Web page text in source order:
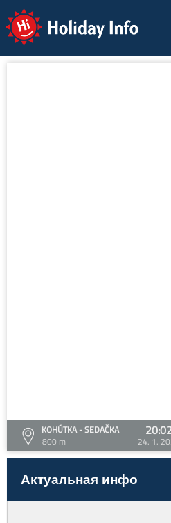
Holiday Info
KOHÚTKA - SEDAČKA
800 m
24. 1.
Актуальная инфо